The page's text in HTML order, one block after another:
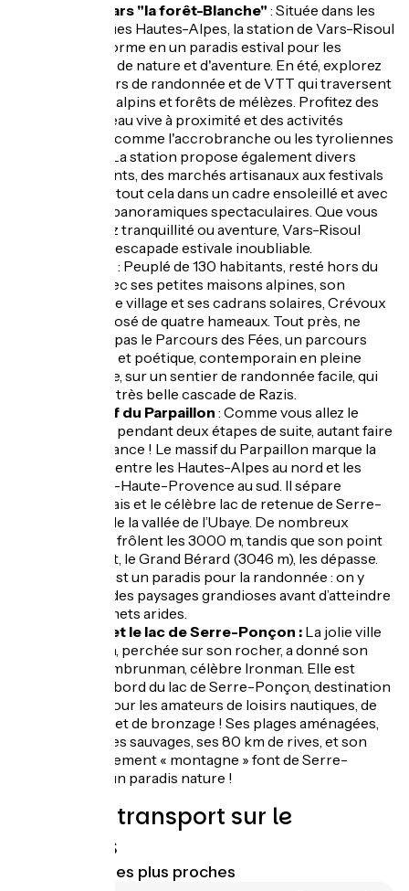
Risoul-Vars "la forêt-Blanche" : Située dans les
magnifiques Hautes-Alpes, la station de Vars-Risoul
se transforme en un paradis estival pour les
amateurs de nature et d'aventure. En été, explorez
les sentiers de randonnée et de VTT qui traversent
paysages alpins et forêts de mélèzes. Profitez des
sports d'eau vive à proximité et des activités
aventure comme l'accrobranche ou les tyroliennes
en forêt. La station propose également divers
événements, des marchés artisanaux aux festivals
culturels, tout cela dans un cadre ensoleillé et avec
des vues panoramiques spectaculaires. Que vous
cherchiez tranquillité ou aventure, Vars-Risoul
offre une escapade estivale inoubliable.
: Peuplé de 130 habitants, resté hors du
temps avec ses petites maisons alpines, son
clocher de village et ses cadrans solaires, Crévoux
est composé de quatre hameaux. Tout près, ne
manquez pas le Parcours des Fées, un parcours
artistique et poétique, contemporain en pleine
montagne, sur un sentier de randonnée facile, qui
mène à la très belle cascade de Razis.
Le massif du Parpaillon : Comme vous allez le
traverser pendant deux étapes de suite, autant faire
connaissance ! Le massif du Parpaillon marque la
frontière entre les Hautes-Alpes au nord et les
Alpes-de-Haute-Provence au sud. Il sépare
l’Embrunais et le célèbre lac de retenue de Serre-
Ponçon de la vallée de l’Ubaye. De nombreux
sommets frôlent les 3000 m, tandis que son point
culminant, le Grand Bérard (3046 m), les dépasse.
En été, c’est un paradis pour la randonnée : on y
traverse des paysages grandioses avant d’atteindre
des sommets arides.
Embrun et le lac de Serre-Ponçon : La jolie ville
d’Embrun, perchée sur son rocher, a donné son
nom à l’Embrunman, célèbre Ironman. Elle est
située au bord du lac de Serre-Ponçon, destination
de rêve pour les amateurs de loisirs nautiques, de
baignade et de bronzage ! Ses plages aménagées,
ses criques sauvages, ses 80 km de rives, et son
environnement « montagne » font de Serre-
Ponçon un paradis nature !
Trains et transport sur le
parcours
Gares SNCF les plus proches